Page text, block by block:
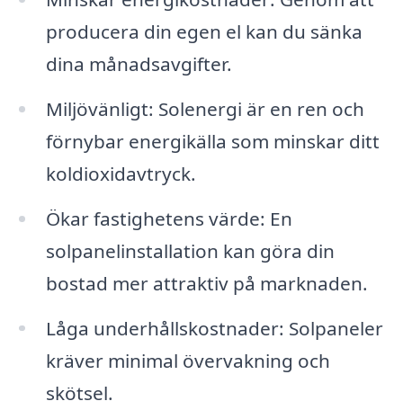
producera din egen el kan du sänka
dina månadsavgifter.
Miljövänligt: Solenergi är en ren och
förnybar energikälla som minskar ditt
koldioxidavtryck.
Ökar fastighetens värde: En
solpanelinstallation kan göra din
bostad mer attraktiv på marknaden.
Låga underhållskostnader: Solpaneler
kräver minimal övervakning och
skötsel.